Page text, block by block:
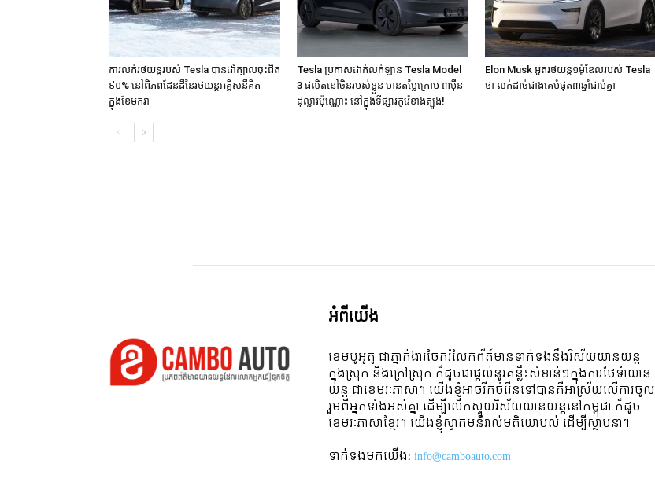
ការលក់រថយន្តរបស់ Tesla បានដាំក្បាលចុះជិត
៩០% នៅពិភពដែនដីនៃរថយន្តអគ្គិសនីគិត
ក្នុងខែមករា
Tesla ប្រកាសដាក់លក់ឡាន Tesla Model
3 ផលិតនៅចិនរបស់ខ្លួន មានតម្លៃក្រោម ៣ម៉ឺន
ដុល្លារប៉ុណ្ណោះ នៅក្នុងទីផ្សារកូរ៉េខាងត្បូង!
Elon Musk អួតរថយន្ត១ម៉ូឌែលរបស់ Tesla
ថា លក់ដាច់ជាងគេបំផុត​៣ឆ្នាំជាប់គ្នា
អំពី​យើង
ខេមបូអូតូ ជាភ្នាក់ងារចែករំលែកព័ត៍មានទាក់ទងនឹងវិស័យយានយន្ត
ក្នុងស្រុក និងក្រៅស្រុក ក៏ដូចជាផ្តល់នូវគន្លឹះសំខាន់ៗក្នុងការថែទំាយាន
យន្ត ជាខេមរៈភាសា។ យើងខ្ញុំអាចរីកចំរើនទៅបានគឺអាស្រ័យលើការចូល
រួមពីអ្នកទាំងអស់គ្នា ដើម្បីលើកស្ទួយវិស័យយានយន្តនៅកម្ពុជា ក៏ដូច
ខេមរៈភាសាខ្មែរ។ យើងខ្ញុំស្វាគមន៌រាល់មតិយោបល់ ដើម្បីស្ថាបនា។
ទាក់ទង​មក​យើង: info@camboauto.com